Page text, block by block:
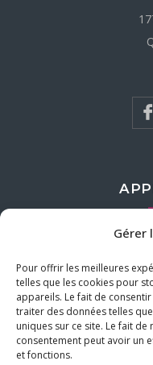
Gérer
Pour offrir les meilleures
telles que les cookies pour
appareils. Le fait de
traiter des données telles
uniques sur ce site. Le fait
consentement peut avoir un
et fonctions.